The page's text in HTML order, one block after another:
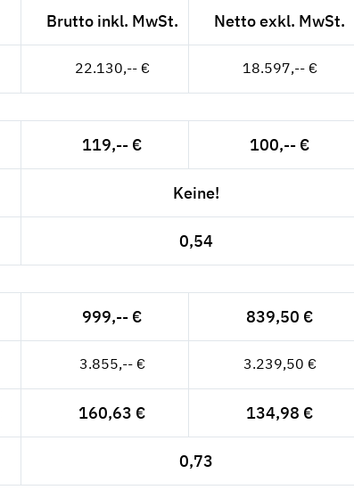
Brutto inkl. MwSt. Netto exkl. MwSt.
22.130,-- € 18.597,-- €
119,-- € 100,-- €
Keine!
0,54
999,-- € 839,50 €
3.855,-- € 3.239,50 €
160,63 € 134,98 €
0,73